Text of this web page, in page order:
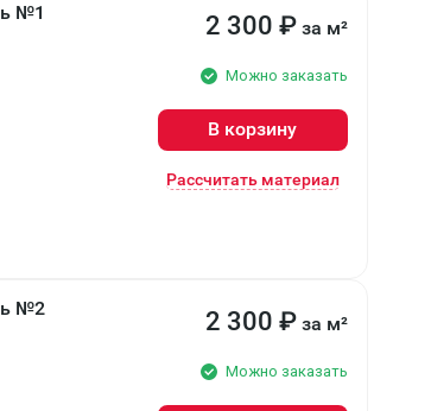
№1 2 300 ₽ за м²
Можно заказать
В корзину
Рассчитать материал
№2 2 300 ₽ за м²
Можно заказать